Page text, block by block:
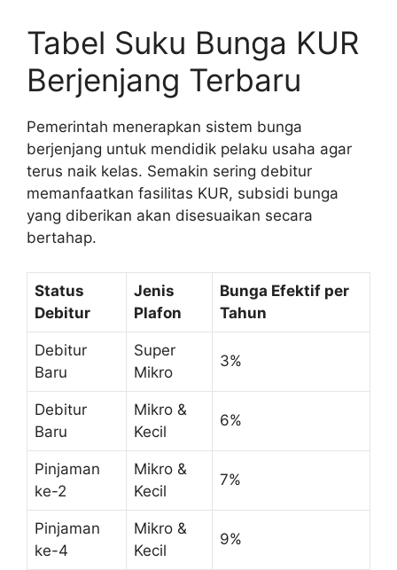
Tabel Suku Bunga KUR
Berjenjang Terbaru
Pemerintah menerapkan sistem bunga
berjenjang untuk mendidik pelaku usaha agar
terus naik kelas. Semakin sering debitur
memanfaatkan fasilitas KUR, subsidi bunga
yang diberikan akan disesuaikan secara
bertahap.
Status
Debitur
Jenis
Plafon
Bunga Efektif per
Tahun
Debitur
Baru
Super
Mikro
3%
Debitur
Baru
Mikro &
Kecil
6%
Pinjaman
ke-2
Mikro &
Kecil
7%
Pinjaman
ke-4
Mikro &
Kecil
9%